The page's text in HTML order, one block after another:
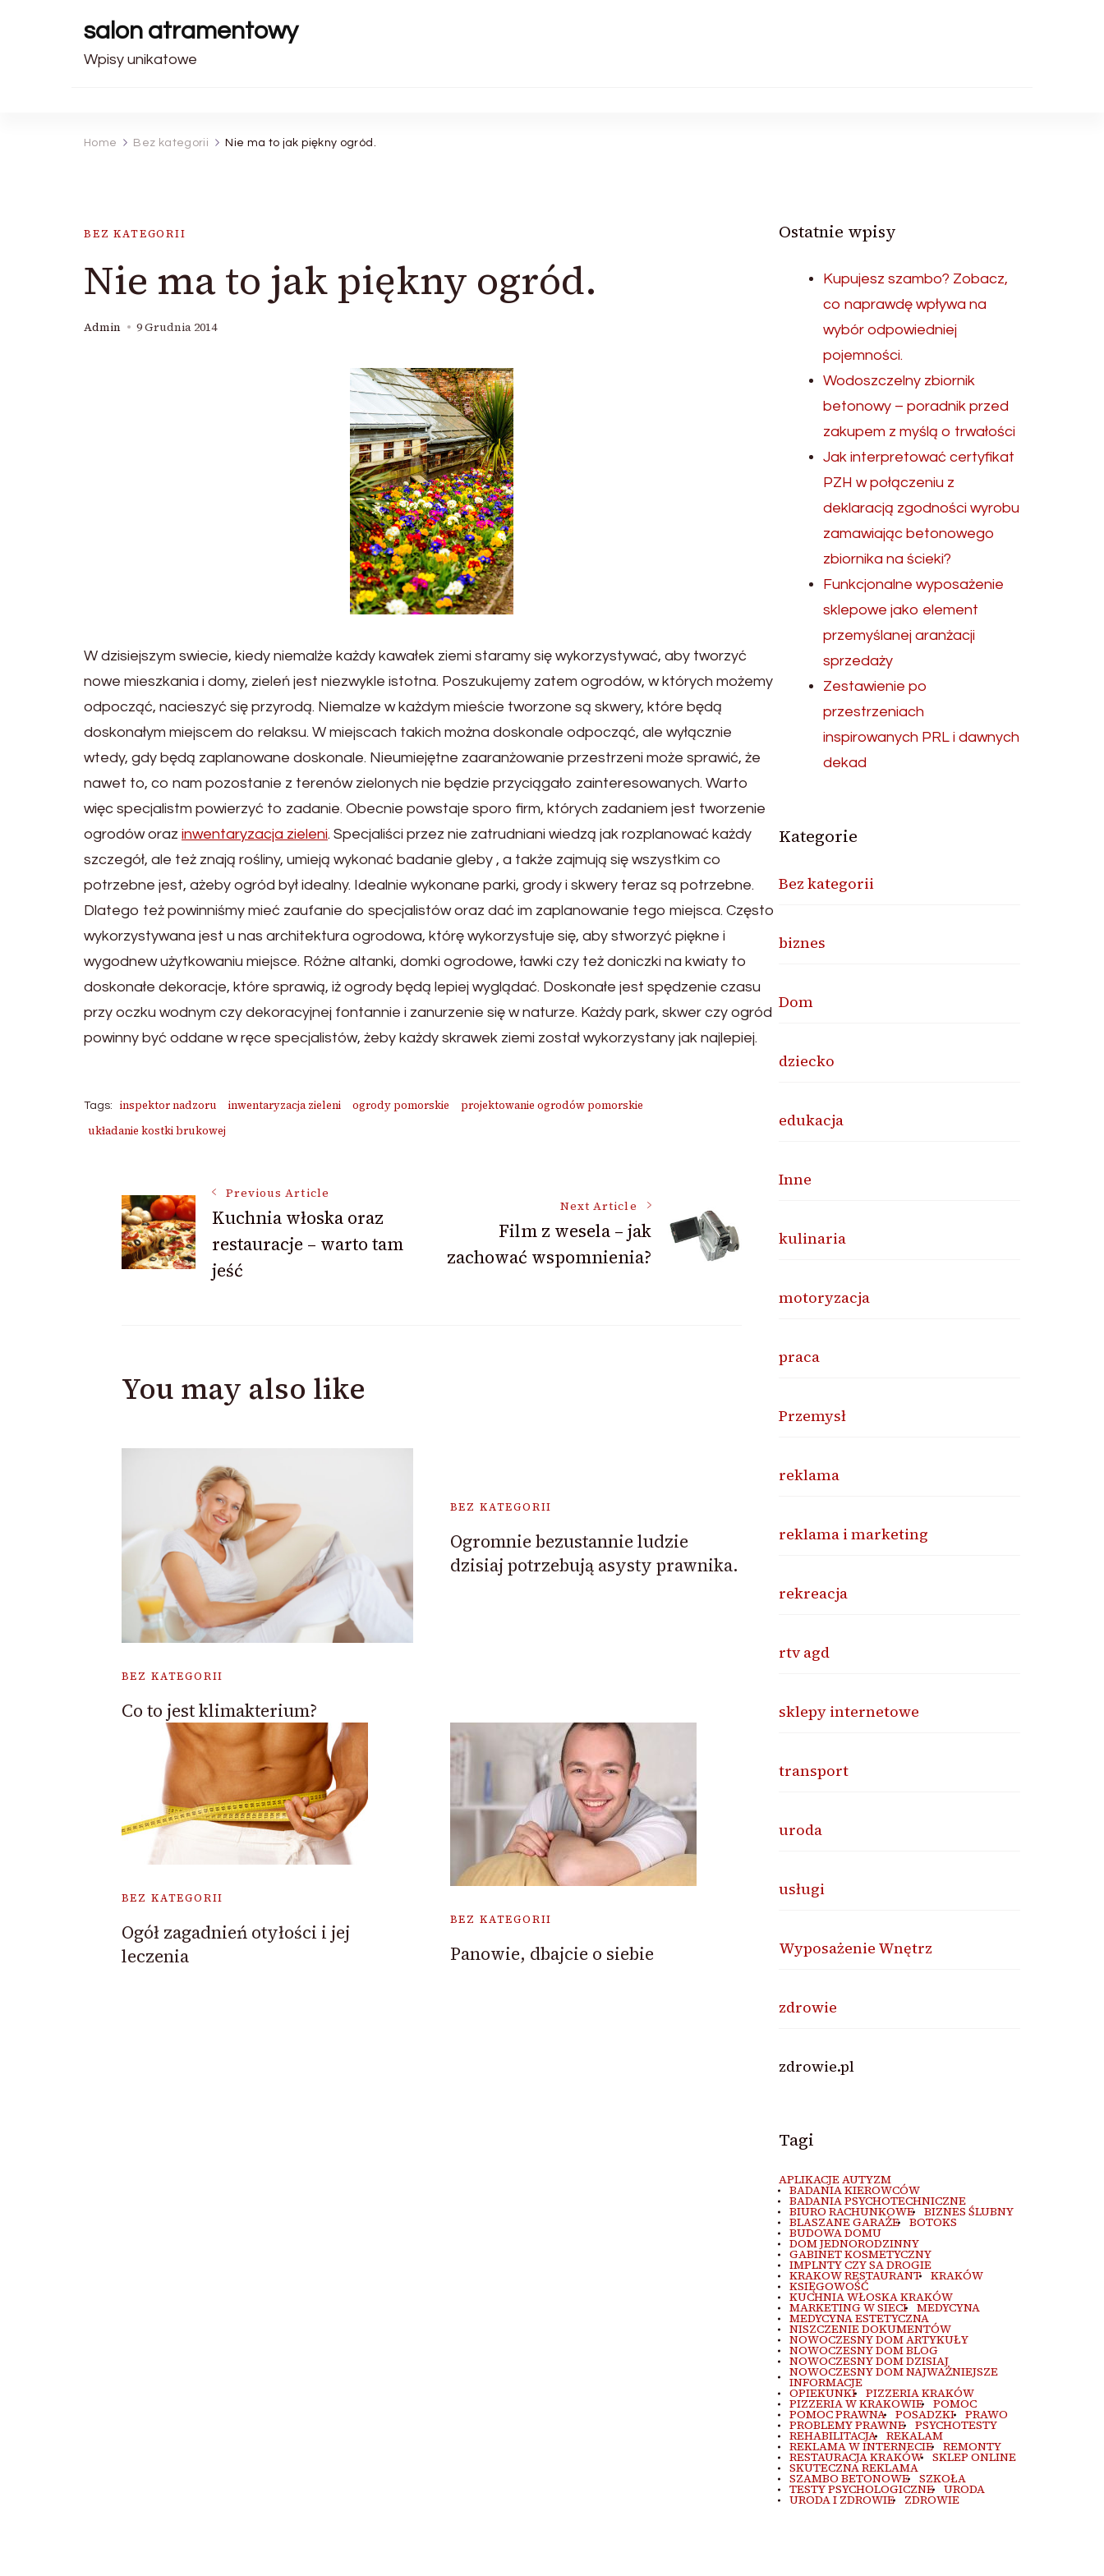
salon atramentowy
Wpisy unikatowe
Home Bez kategorii Nie ma to jak piękny ogród.
BEZ KATEGORII
Nie ma to jak piękny ogród.
Admin 9 Grudnia 2014
W dzisiejszym swiecie, kiedy niemalże każdy kawałek ziemi staramy się wykorzystywać, aby tworzyć
nowe mieszkania i domy, zieleń jest niezwykle istotna. Poszukujemy zatem ogrodów, w których możemy
odpocząć, nacieszyć się przyrodą. Niemalze w każdym mieście tworzone są skwery, które będą
doskonałym miejscem do relaksu. W miejscach takich można doskonale odpocząć, ale wyłącznie
wtedy, gdy będą zaplanowane doskonale. Nieumiejętne zaaranżowanie przestrzeni może sprawić, że
nawet to, co nam pozostanie z terenów zielonych nie będzie przyciągało zainteresowanych. Warto
więc specjalistm powierzyć to zadanie. Obecnie powstaje sporo firm, których zadaniem jest tworzenie
ogrodów oraz inwentaryzacja zieleni. Specjaliści przez nie zatrudniani wiedzą jak rozplanować każdy
szczegół, ale też znają rośliny, umieją wykonać badanie gleby , a także zajmują się wszystkim co
potrzebne jest, ażeby ogród był idealny. Idealnie wykonane parki, grody i skwery teraz są potrzebne.
Dlatego też powinniśmy mieć zaufanie do specjalistów oraz dać im zaplanowanie tego miejsca. Często
wykorzystywana jest u nas architektura ogrodowa, którę wykorzystuje się, aby stworzyć piękne i
wygodnew użytkowaniu miejsce. Różne altanki, domki ogrodowe, ławki czy też doniczki na kwiaty to
doskonałe dekoracje, które sprawią, iż ogrody będą lepiej wyglądać. Doskonałe jest spędzenie czasu
przy oczku wodnym czy dekoracyjnej fontannie i zanurzenie się w naturze. Każdy park, skwer czy ogród
powinny być oddane w ręce specjalistów, żeby każdy skrawek ziemi został wykorzystany jak najlepiej.
Tags: inspektor nadzoru inwentaryzacja zieleni ogrody pomorskie
projektowanie ogrodów pomorskie
układanie kostki brukowej
Post
Navigation
Previous Article
Kuchnia włoska oraz
restauracje – warto tam
jeść
Next Article
Film z wesela – jak
zachować wspomnienia?
You may also like
BEZ KATEGORII
Co to jest klimakterium?
BEZ KATEGORII
Ogromnie bezustannie ludzie
dzisiaj potrzebują asysty prawnika.
BEZ KATEGORII
Ogół zagadnień otyłości i jej
leczenia
BEZ KATEGORII
Panowie, dbajcie o siebie
Ostatnie wpisy
Kupujesz szambo? Zobacz,
co naprawdę wpływa na
wybór odpowiedniej
pojemności.
Wodoszczelny zbiornik
betonowy – poradnik przed
zakupem z myślą o trwałości
Jak interpretować certyfikat
PZH w połączeniu z
deklaracją zgodności wyrobu
zamawiając betonowego
zbiornika na ścieki?
Funkcjonalne wyposażenie
sklepowe jako element
przemyślanej aranżacji
sprzedaży
Zestawienie po
przestrzeniach
inspirowanych PRL i dawnych
dekad
Kategorie
Bez kategorii
biznes
Dom
dziecko
edukacja
Inne
kulinaria
motoryzacja
praca
Przemysł
reklama
reklama i marketing
rekreacja
rtv agd
sklepy internetowe
transport
uroda
usługi
Wyposażenie Wnętrz
zdrowie
zdrowie.pl
Tagi
APLIKACJE AUTYZM
BADANIA KIEROWCÓW
BADANIA PSYCHOTECHNICZNE
BIURO RACHUNKOWE BIZNES ŚLUBNY
BLASZANE GARAŻE BOTOKS
BUDOWA DOMU
DOM JEDNORODZINNY
GABINET KOSMETYCZNY
IMPLNTY CZY SA DROGIE
KRAKOW RESTAURANT KRAKÓW
KSIĘGOWOŚĆ
KUCHNIA WŁOSKA KRAKÓW
MARKETING W SIECI MEDYCYNA
MEDYCYNA ESTETYCZNA
NISZCZENIE DOKUMENTÓW
NOWOCZESNY DOM ARTYKUŁY
NOWOCZESNY DOM BLOG
NOWOCZESNY DOM DZISIAJ
NOWOCZESNY DOM NAJWAŻNIEJSZE
INFORMACJE
OPIEKUNKI PIZZERIA KRAKÓW
PIZZERIA W KRAKOWIE POMOC
POMOC PRAWNA POSADZKI PRAWO
PROBLEMY PRAWNE PSYCHOTESTY
REHABILITACJA REKALAM
REKLAMA W INTERNECIE REMONTY
RESTAURACJA KRAKÓW SKLEP ONLINE
SKUTECZNA REKLAMA
SZAMBO BETONOWE SZKOŁA
TESTY PSYCHOLOGICZNE URODA
URODA I ZDROWIE ZDROWIE